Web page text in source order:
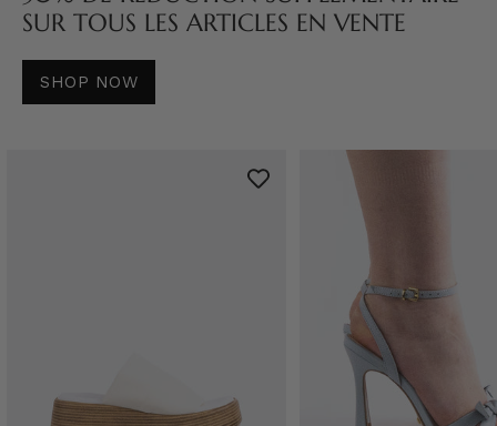
SUR TOUS LES ARTICLES EN VENTE
SHOP NOW